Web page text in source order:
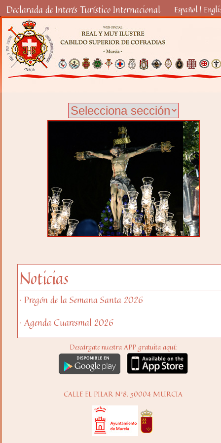
Declarada de Interés Turístico Internacional Español |
Noticias
· Pregón de la Semana Santa 2026
· Agenda Cuaresmal 2026
Descárgate nuestra APP gratuita aquí:
CALLE EL PILAR Nº8. 30004 MURCIA